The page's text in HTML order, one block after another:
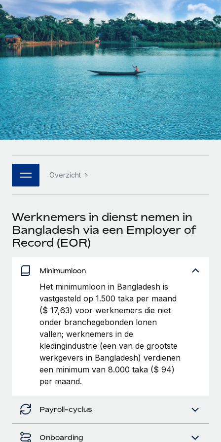
Zzp'ers internationaal onboarden en beheren
PEO
Ingewikkelde HR-taken eenvoudig uitbesteden
INFRASTRUCTUUR
Remote Embedded
HR naadloos in workflows integreren
Platform
Ingebouwde essentiële HR-functies voor je team
Integraties
DIENSTEN
Vraag een expert
Achtergrondonderzoek
Vereenvoudig het screeningsproces van
kandidaten
Compliance Watchtower
Blijf compliance-risico's voor
Apparaatbeheer
Lever en track wereldwijd IT-middelen
Mobiliteit en overplaatsing
Plaats werknemers moeiteloos over
GROEIFASE
Start-ups
Flexibele global HR en payroll solutions voor groeiende
bedrijven
Mid-market
Teams uitbreiden met HR solutions op maat
Enterprise
Global HR voor grote bedrijven
WERK MET ONS SAMEN
Strategische technologiepartners
Een partner worden
Ontdek hoe je met ons kunt samenwerken
Remote Build Binnenkort beschikbaar
CASESTUDY'S
Betalingscalculator voor zzp'ers
Ontdek valuta-opties en betaalsnelheden voor
internationale zzp'ers
LEREN MET REMOTE
Onderzoek en gidsen
Casestudy's
HR-woordenlijst
Checklists en templates
Webinars
Newsroom
Inzicht in salaris en talent
Alle bronnen bekijken
Global Payroll
EOR en PEO
Belastingen
Naar de blog
Nederlands
Français
Deutsch
Español
Italiano
Português (Portugal)
日本語
한국어
Inloggen
Overzicht
Werknemers in dienst nemen in
Bangladesh via een Employer of
Record (EOR)
Minimumloon
Het minimumloon in Bangladesh is
vastgesteld op 1.500 taka per maand
($ 17,63) voor werknemers die niet
onder branchegebonden lonen
vallen; werknemers in de
kledingindustrie (een van de grootste
werkgevers in Bangladesh) verdienen
een minimum van 8.000 taka ($ 94)
per maand.
Payroll-cyclus
Onboarding